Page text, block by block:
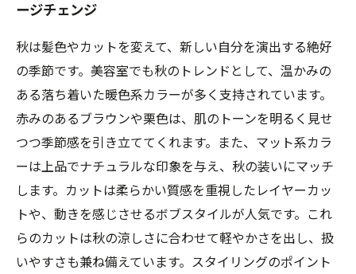
ージチェンジ
秋は髪色やカットを変えて、新しい自分を演出する絶好
の季節です。美容室でも秋のトレンドとして、温かみの
ある落ち着いた暖色系カラーが多く支持されています。
赤みのあるブラウンや栗色は、肌のトーンを明るく見せ
つつ季節感を引き立ててくれます。また、マット系カラ
ーは上品でナチュラルな印象を与え、秋の装いにマッチ
します。カットは柔らかい質感を重視したレイヤーカッ
トや、動きを感じさせるボブスタイルが人気です。これ
らのカットは秋の涼しさに合わせて軽やかさを出し、扱
いやすさも兼ね備えています。スタイリングのポイント